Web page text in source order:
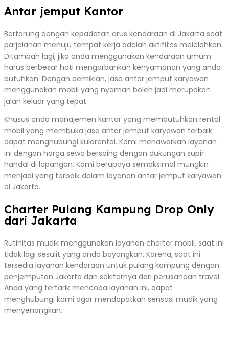
Antar jemput Kantor
Bertarung dengan kepadatan arus kendaraan di Jakarta saat
parjalanan menuju tempat kerja adalah aktifitas melelahkan.
Ditambah lagi, jika anda menggunakan kendaraan umum
harus berbesar hati mengorbankan kenyamanan yang anda
butuhkan. Dengan demikian, jasa antar jemput karyawan
menggunakan mobil yang nyaman boleh jadi merupakan
jalan keluar yang tepat.
Khusus anda manajemen kantor yang membutuhkan rental
mobil yang membuka jasa antar jemput karyawan terbaik
dapat menghubungi kulorental. Kami menawarkan layanan
ini dengan harga sewa bersaing dengan dukungan supir
handal di lapangan. Kami berupaya semaksimal mungkin
menjadi yang terbaik dalam layanan antar jemput karyawan
di Jakarta.
Charter Pulang Kampung Drop Only
dari Jakarta
Rutinitas mudik menggunakan layanan charter mobil, saat ini
tidak lagi sesulit yang anda bayangkan. Karena, saat ini
tersedia layanan kendaraan untuk pulang kampung dengan
penjemputan Jakarta dan sekitarnya dari perusahaan travel.
Anda yang tertarik mencoba layanan ini, dapat
menghubungi kami agar mendapatkan sensasi mudik yang
menyenangkan.